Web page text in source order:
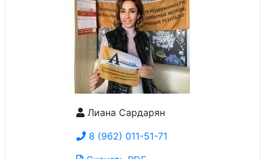
Лиана Сардарян
8 (962) 011-51-71